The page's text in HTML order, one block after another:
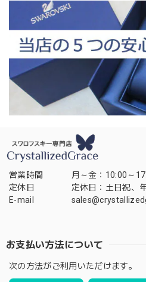
営業時間
月～金：10:00～
定休日
定休日：土日祝、
E-mail
お支払い方法について
次の方法がご利用いただけます。